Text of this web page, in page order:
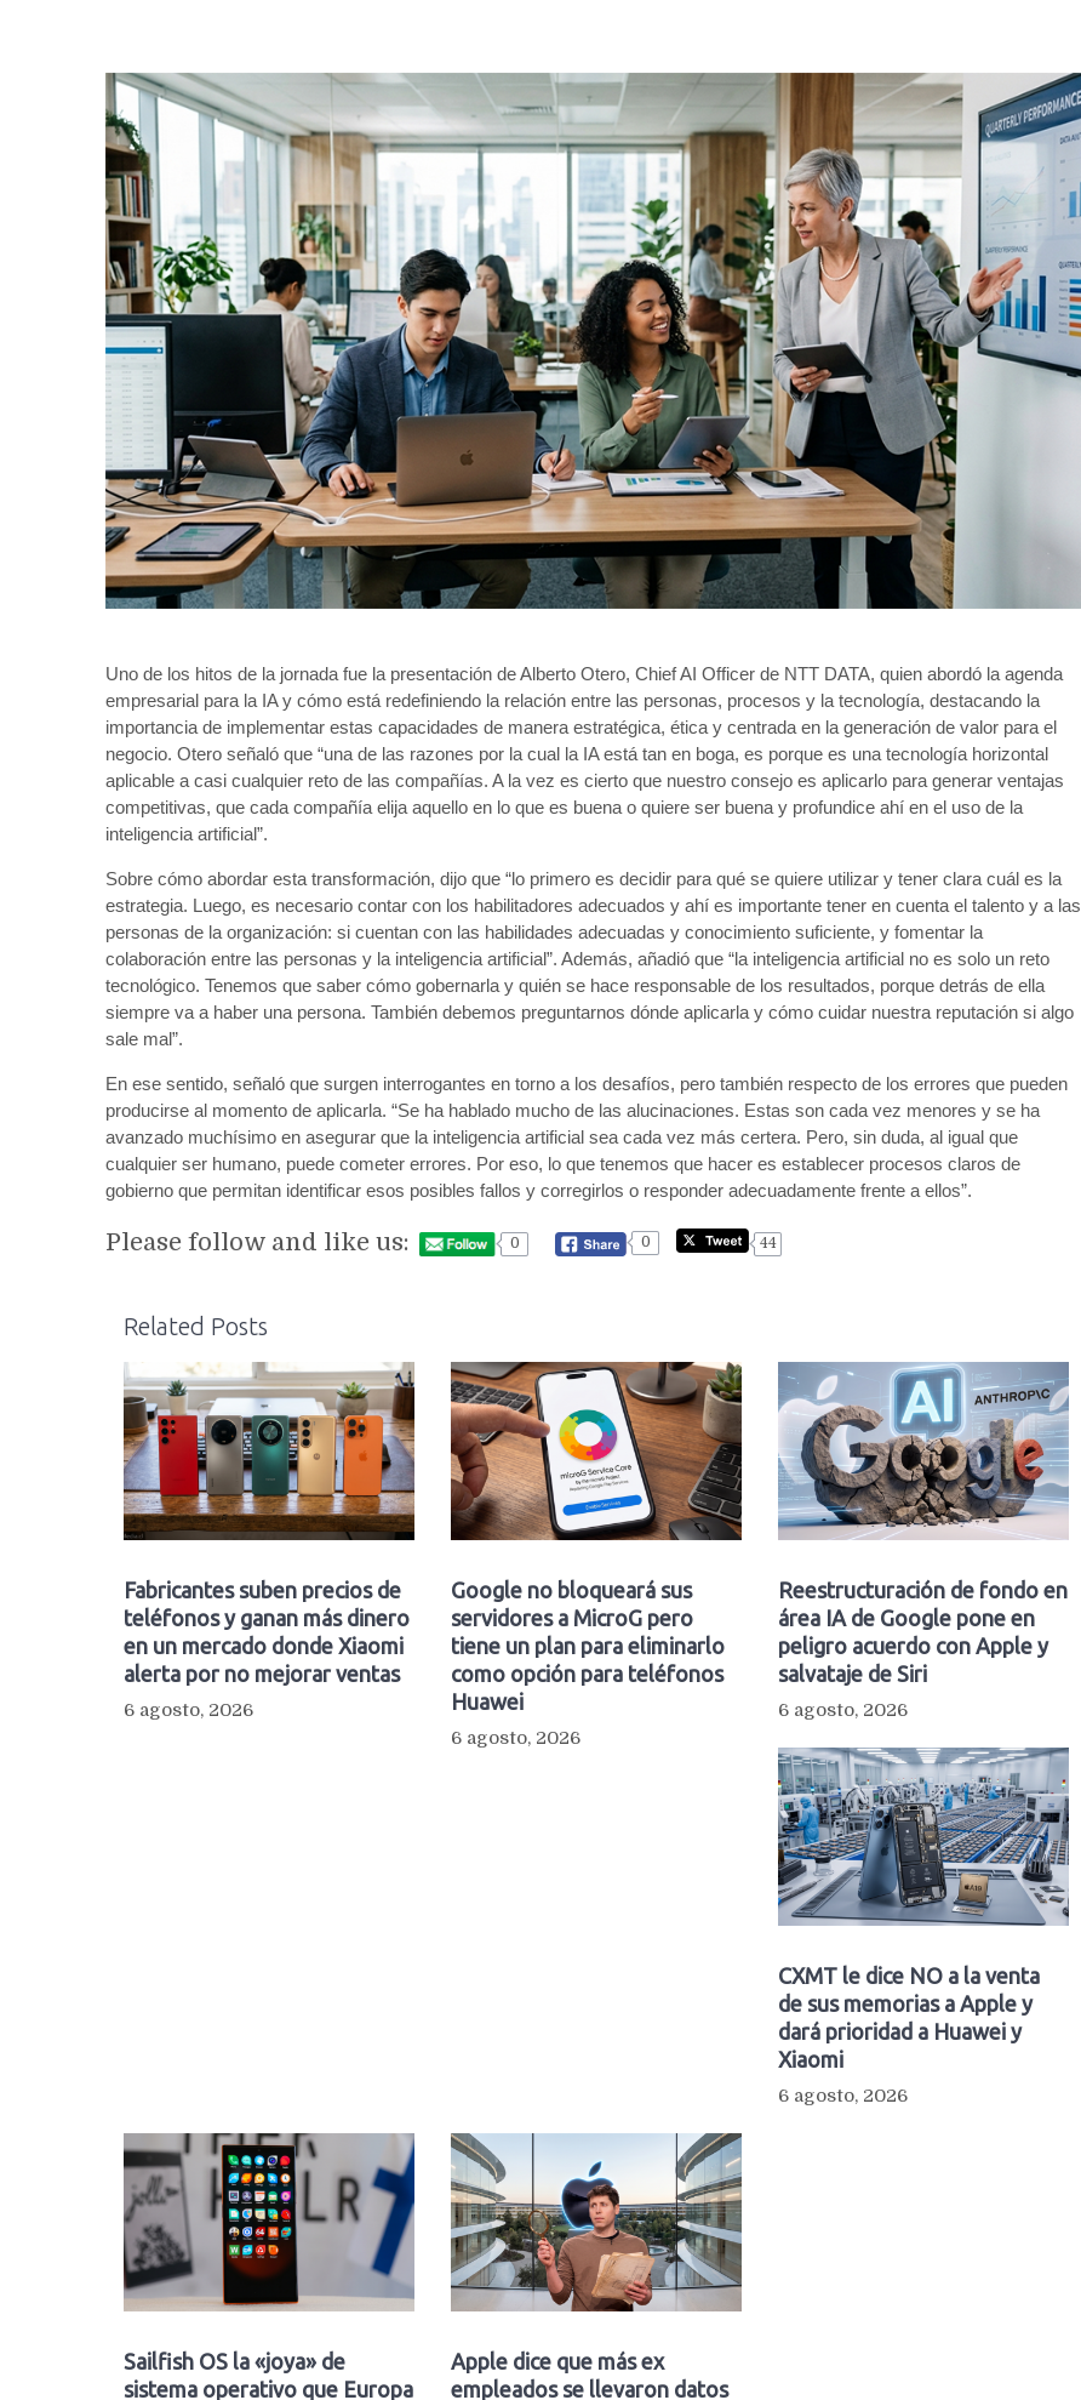
Uno de los hitos de la jornada fue la presentación de Alberto Otero, Chief AI Officer de NTT DATA, quien abordó la agenda
empresarial para la IA y cómo está redefiniendo la relación entre las personas, procesos y la tecnología, destacando la
importancia de implementar estas capacidades de manera estratégica, ética y centrada en la generación de valor para el
negocio. Otero señaló que “una de las razones por la cual la IA está tan en boga, es porque es una tecnología horizontal
aplicable a casi cualquier reto de las compañías. A la vez es cierto que nuestro consejo es aplicarlo para generar ventajas
competitivas, que cada compañía elija aquello en lo que es buena o quiere ser buena y profundice ahí en el uso de la
inteligencia artificial”.
Sobre cómo abordar esta transformación, dijo que “lo primero es decidir para qué se quiere utilizar y tener clara cuál es la
estrategia. Luego, es necesario contar con los habilitadores adecuados y ahí es importante tener en cuenta el talento y a las
personas de la organización: si cuentan con las habilidades adecuadas y conocimiento suficiente, y fomentar la
colaboración entre las personas y la inteligencia artificial”. Además, añadió que “la inteligencia artificial no es solo un reto
tecnológico. Tenemos que saber cómo gobernarla y quién se hace responsable de los resultados, porque detrás de ella
siempre va a haber una persona. También debemos preguntarnos dónde aplicarla y cómo cuidar nuestra reputación si algo
sale mal”.
En ese sentido, señaló que surgen interrogantes en torno a los desafíos, pero también respecto de los errores que pueden
producirse al momento de aplicarla. “Se ha hablado mucho de las alucinaciones. Estas son cada vez menores y se ha
avanzado muchísimo en asegurar que la inteligencia artificial sea cada vez más certera. Pero, sin duda, al igual que
cualquier ser humano, puede cometer errores. Por eso, lo que tenemos que hacer es establecer procesos claros de
gobierno que permitan identificar esos posibles fallos y corregirlos o responder adecuadamente frente a ellos”.
Please follow and like us: 0 0 44
Related Posts
Fabricantes suben precios de
teléfonos y ganan más dinero
en un mercado donde Xiaomi
alerta por no mejorar ventas
6 agosto, 2026
Google no bloqueará sus
servidores a MicroG pero
tiene un plan para eliminarlo
como opción para teléfonos
Huawei
6 agosto, 2026
Reestructuración de fondo en
área IA de Google pone en
peligro acuerdo con Apple y
salvataje de Siri
6 agosto, 2026
CXMT le dice NO a la venta
de sus memorias a Apple y
dará prioridad a Huawei y
Xiaomi
6 agosto, 2026
Sailfish OS la «joya» de
sistema operativo que Europa
Apple dice que más ex
empleados se llevaron datos